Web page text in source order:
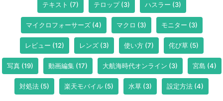
テキスト (7) テロップ(3) ハスラー (3)
マイクロフォーサーズ(4) マクロ (3) モニター (3)
レビュー (12) レンズ(3) 使い方(7) 侘び草(5)
写真(19) 動画編集(17) 大航海時代オンライン (3) 宮島 (4)
対処法 (5) 楽天モバイル (5) 水草 (3) 設定方法 (4)